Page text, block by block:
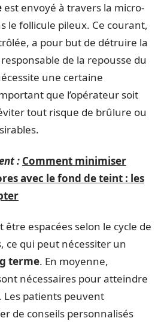
est envoyé à travers la micro-
le follicule pileux. Ce courant,
a pour but de détruire la
de la repousse du
une certaine
que l’opérateur soit
tout risque de brûlure ou
: Comment minimiser
avec le fond de teint : les
être espacées selon le cycle de
ce qui peut nécessiter un
terme. En moyenne,
nécessaires pour atteindre
patients peuvent
de conseils personnalisés